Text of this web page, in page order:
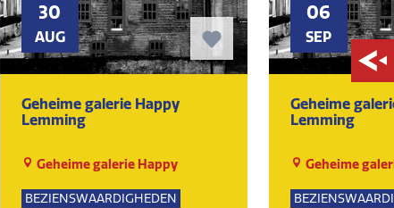
30
AUG
Geheime galerie Happy
Lemming
Geheime galerie Happy
BEZIENSWAARDIGHEDEN
06
SEP
Geheime
Lemming
Geheime